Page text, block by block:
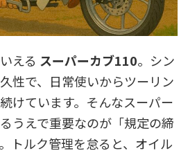
える スーパーカブ110。シン
性で、日常使いからツーリン
けています。そんなスーパー
うえで重要なのが「規定の締
トルク管理を怠ると、オイル